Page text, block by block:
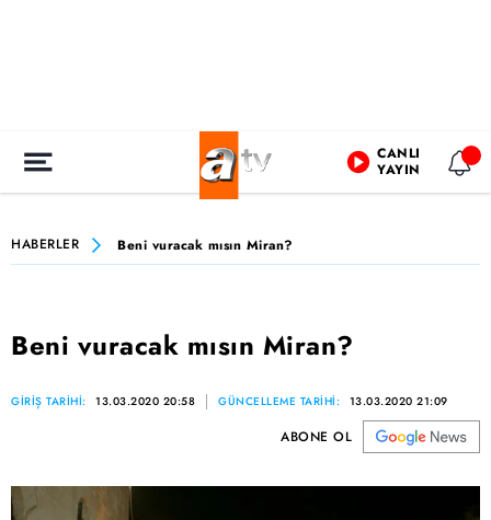
CANLI
YAYIN
HABERLER Beni vuracak mısın Miran?
Beni vuracak mısın Miran?
GİRİŞ TARİHİ: 13.03.2020 20:58 GÜNCELLEME TARİHİ: 13.03.2020 21:09
ABONE OL